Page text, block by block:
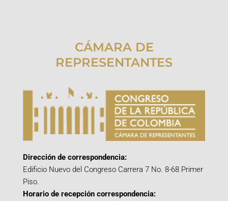
CÁMARA DE
REPRESENTANTES
Dirección de correspondencia:
Edificio Nuevo del Congreso Carrera 7 No. 8-68 Primer
Piso.
Horario de recepción correspondencia: